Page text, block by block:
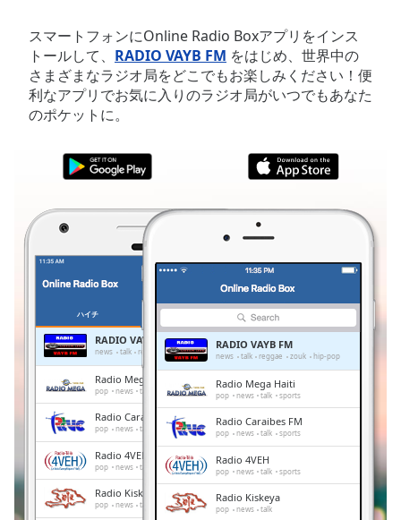
Skip
Backward
Skip
Forward
Mute
Current
Duration-:-
0.00%
Stream
TypeLIVE
Seek to
LIVE
Remaining
Time-
Playback
Chapters
スマートフォンにOnline Radio Boxアプリをインス
トールして、 RADIO VAYB FM をはじめ、世界中の
さまざまなラジオ局をどこでもお楽しみください！便
利なアプリでお気に入りのラジオ局がいつでもあなた
のポケットに。
ハイチ
RADIO VAYB FM
news talk reggae zouk hip-pop
Radio Mega Haiti
pop news talk sports
Radio Caraibes FM
pop news talk sports
Radio 4VEH
pop news talk sports
Radio Kiskeya
pop news talk
RADIO VAYB FM
news talk reggae zouk hip-pop
Radio Mega Haiti
pop news talk sports
Radio Caraibes FM
pop news talk sports
Radio 4VEH
pop news talk sports
Radio Kiskeya
pop news talk